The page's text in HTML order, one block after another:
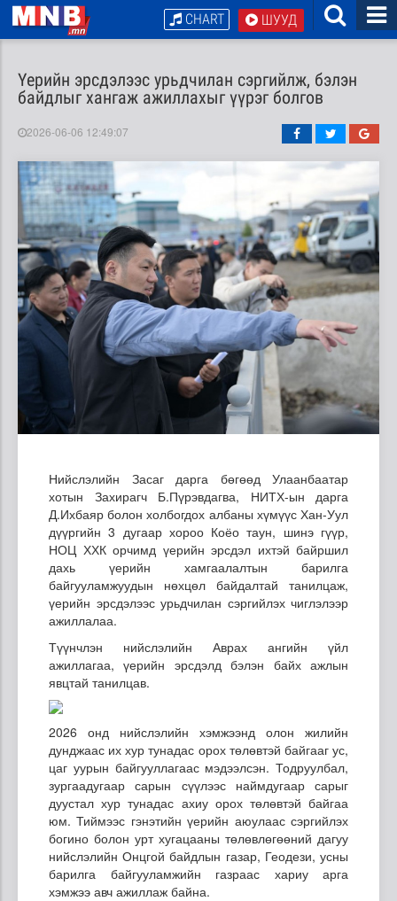
ШУУД
CHART
Үерийн эрсдэлээс урьдчилан сэргийлж, бэлэн
байдлыг хангаж ажиллахыг үүрэг болгов
2026-06-06 12:49:07
Нийслэлийн Засаг дарга бөгөөд Улаанбаатар
хотын Захирагч Б.Пүрэвдагва, НИТХ-ын дарга
Д.Ихбаяр болон холбогдох албаны хүмүүс Хан-Уул
дүүргийн 3 дугаар хороо Коёо таун, шинэ гүүр,
НОЦ ХХК орчимд үерийн эрсдэл ихтэй байршил
дахь үерийн хамгаалалтын барилга
байгууламжуудын нөхцөл байдалтай танилцаж,
үерийн эрсдэлээс урьдчилан сэргийлэх чиглэлээр
ажиллалаа.
Түүнчлэн нийслэлийн Аврах ангийн үйл
ажиллагаа, үерийн эрсдэлд бэлэн байх ажлын
явцтай танилцав.
2026 онд нийслэлийн хэмжээнд олон жилийн
дунджаас их хур тунадас орох төлөвтэй байгааг ус,
цаг уурын байгууллагаас мэдээлсэн. Тодруулбал,
зургаадугаар сарын сүүлээс наймдугаар сарыг
дуустал хур тунадас ахиу орох төлөвтэй байгаа
юм. Тиймээс гэнэтийн үерийн аюулаас сэргийлэх
богино болон урт хугацааны төлөвлөгөөний дагуу
нийслэлийн Онцгой байдлын газар, Геодези, усны
барилга байгууламжийн газраас хариу арга
хэмжээ авч ажиллаж байна.